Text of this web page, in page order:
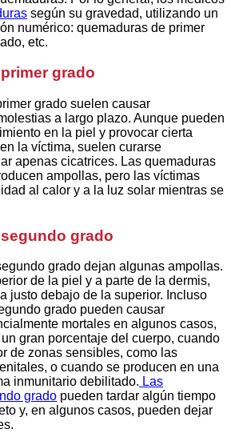
según su gravedad, utilizando un
numérico: quemaduras de primer
etc.
grado
grado suelen causar
a largo plazo. Aunque pueden
en la piel y provocar cierta
la víctima, suelen curarse
apenas cicatrices. Las quemaduras
ampollas, pero las víctimas
al calor y a la luz solar mientras se
grado
grado dejan algunas ampollas.
de la piel y a parte de la dermis,
justo debajo de la superior. Incluso
grado pueden causar
mortales en algunos casos,
gran porcentaje del cuerpo, cuando
de zonas sensibles, como las
o cuando se producen en una
inmunitario debilitado. Las
grado pueden tardar algún tiempo
y, en algunos casos, pueden dejar